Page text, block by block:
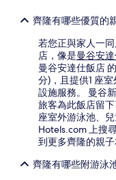
齊隆有哪些優質的
若您正與家人一
店，像是曼谷安
曼谷安達仕飯店
分)，且提供1 座
設施服務。 曼谷
旅客為此飯店留
座室外游泳池、
Hotels.com 上搜
到更多齊隆的親子
齊隆有哪些附游泳